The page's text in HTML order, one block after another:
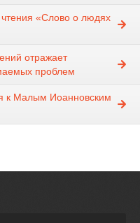
чтения «Слово о людях
отражает
проблем
к Малым Иоанновским